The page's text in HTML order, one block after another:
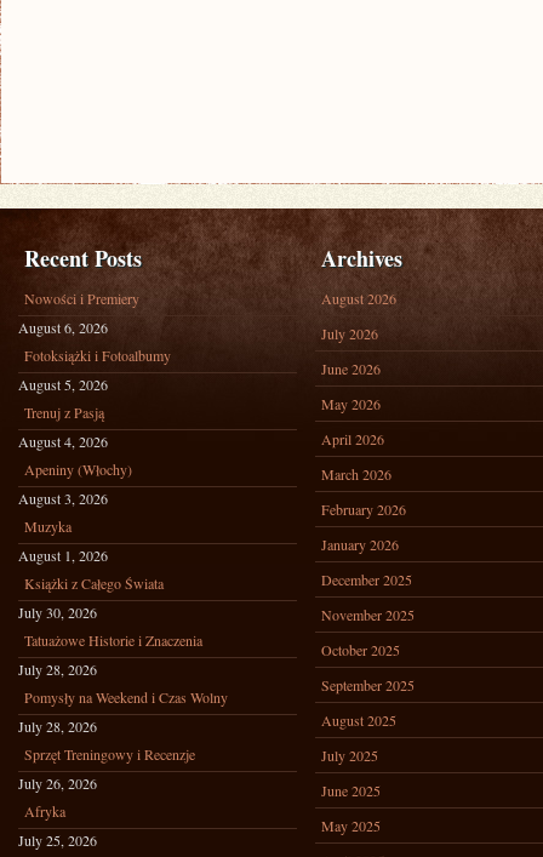
Recent Posts
Nowości i Premiery
August 6, 2026
Fotoksiążki i Fotoalbumy
August 5, 2026
Trenuj z Pasją
August 4, 2026
Apeniny (Włochy)
August 3, 2026
Muzyka
August 1, 2026
Książki z Całego Świata
July 30, 2026
Tatuażowe Historie i Znaczenia
July 28, 2026
Pomysły na Weekend i Czas Wolny
July 28, 2026
Sprzęt Treningowy i Recenzje
July 26, 2026
Afryka
July 25, 2026
Archives
August 2026
July 2026
June 2026
May 2026
April 2026
March 2026
February 2026
January 2026
December 2025
November 2025
October 2025
September 2025
August 2025
July 2025
June 2025
May 2025